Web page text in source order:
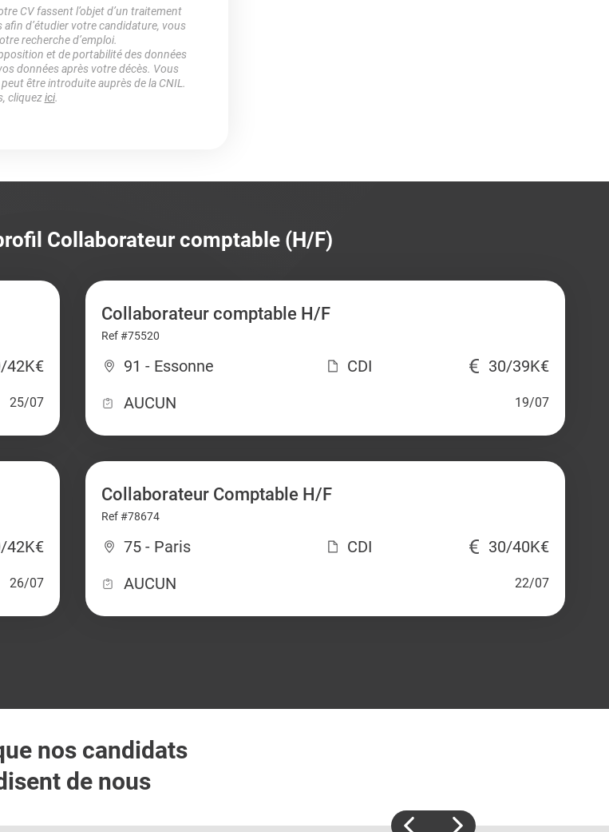
CV fassent l’objet d’un traitement
d’étudier votre candidature, vous
recherche d’emploi.
et de portabilité des données
données après votre décès. Vous
être introduite auprès de la CNIL.
cliquezici.
Collaborateur comptable (H/F)
42K€
25/07
Collaborateur comptable H/F
Ref #75520
91 - Essonne CDI
30/39K€
AUCUN
19/07
42K€
26/07
Collaborateur Comptable H/F
Ref #78674
75 - Paris CDI
30/40K€
AUCUN
22/07
nos candidats
de nous